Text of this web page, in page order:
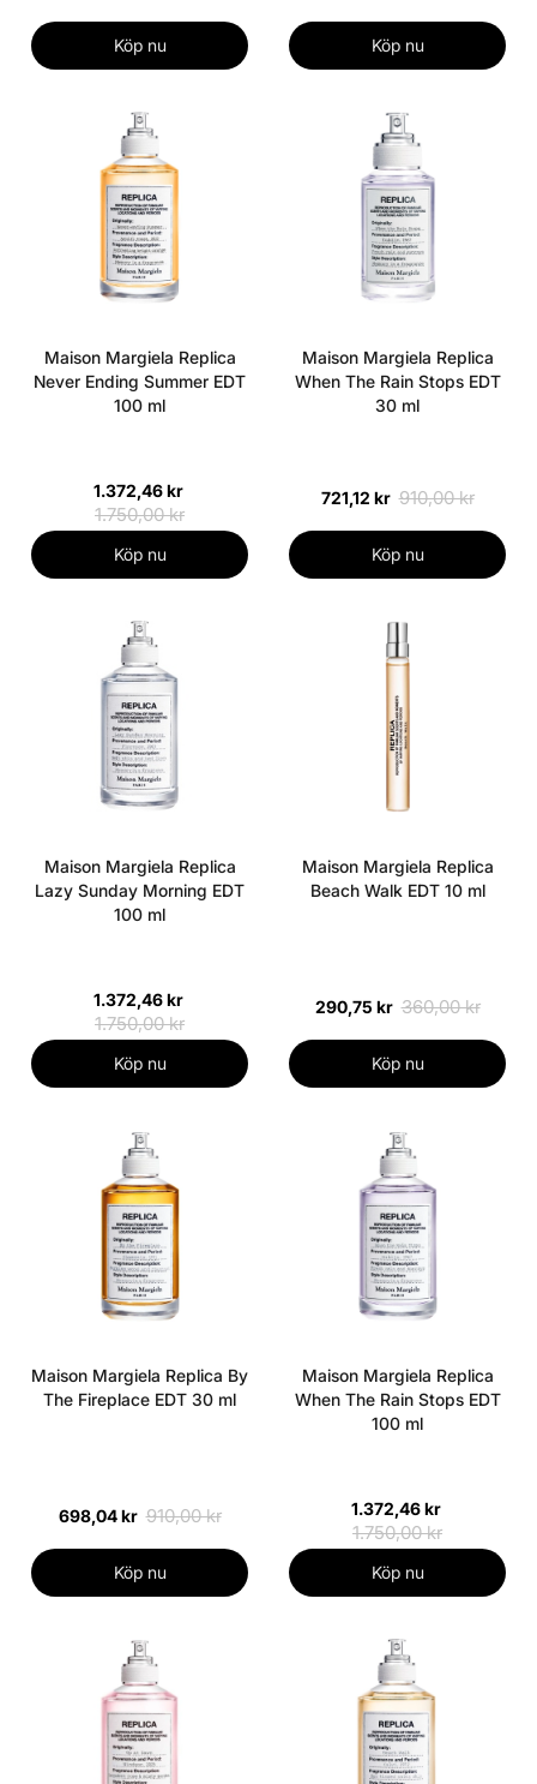
Köp nu Köp nu
Maison Margiela Replica
Never Ending Summer EDT
100 ml
1.372,46 kr
1.750,00 kr
Köp nu
Maison Margiela Replica
When The Rain Stops EDT
30 ml
721,12 kr 910,00 kr
Köp nu
Maison Margiela Replica
Lazy Sunday Morning EDT
100 ml
1.372,46 kr
1.750,00 kr
Köp nu
Maison Margiela Replica
Beach Walk EDT 10 ml
290,75 kr 360,00 kr
Köp nu
Maison Margiela Replica By
The Fireplace EDT 30 ml
698,04 kr 910,00 kr
Köp nu
Maison Margiela Replica
When The Rain Stops EDT
100 ml
1.372,46 kr
1.750,00 kr
Köp nu